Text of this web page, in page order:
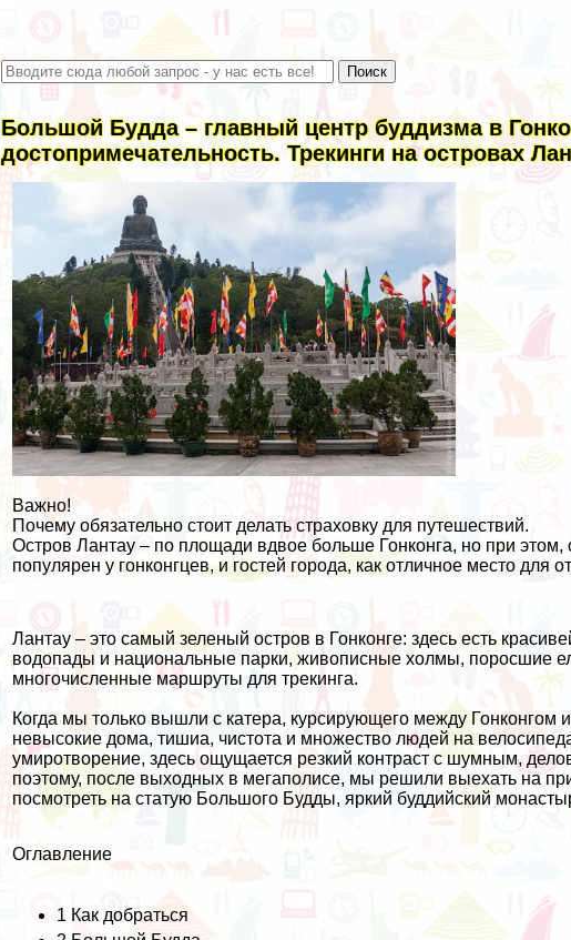
Большой Будда – главный центр буддизма в
достопримечательность. Трекинги на островах
Важно!
Почему обязательно стоит делать страховку для путешествий.
Остров Лантау – по площади вдвое больше Гонконга, но при
популярен у гонконгцев, и гостей города, как отличное место для
Лантау – это самый зеленый остров в Гонконге: здесь есть
водопады и национальные парки, живописные холмы, поросшие
многочисленные маршруты для трекинга.
Когда мы только вышли с катера, курсирующего между Гонконгом
невысокие дома, тишиа, чистота и множество людей на
умиротворение, здесь ощущается резкий контраст с шумным,
поэтому, после выходных в мегаполисе, мы решили выехать на
посмотреть на статую Большого Будды, яркий буддийский
Оглавление
1 Как добраться